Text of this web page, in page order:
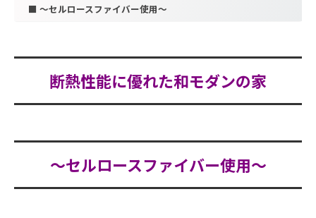
～セルロースファイバー使用～
断熱性能に優れた和モダンの家
～セルロースファイバー使用～